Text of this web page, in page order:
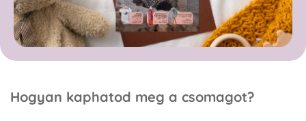
Hogyan kaphatod meg a csomagot?